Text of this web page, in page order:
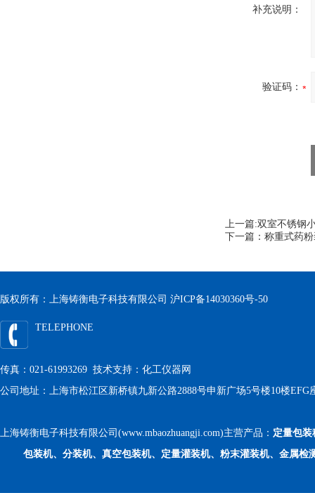
补充说明：
验证码：
上一篇:双室不锈钢
下一篇： 称重式药
版权所有：上海铸衡电子科技有限公司 沪ICP备14030360号-50
TELEPHONE
传真：021-61993269 技术支持： 化工仪器网
公司地址：上海市松江区新桥镇九新公路2888号申新广场5号楼10楼EFG
上海铸衡电子科技有限公司(www.mbaozhuangji.com)主营产品： 定量包装
包装机、分装机、真空包装机、定量灌装机、粉末灌装机、金属检